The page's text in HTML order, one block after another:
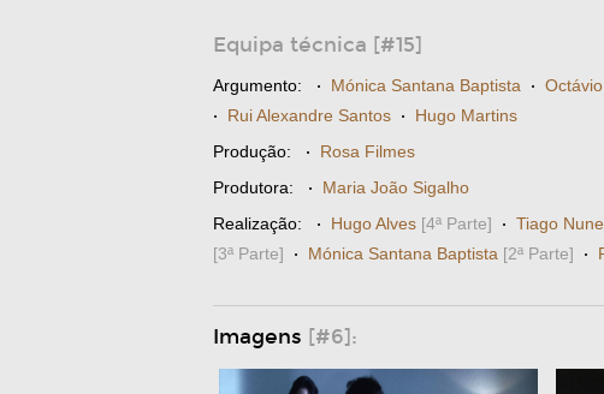
Equipa técnica [#15]
Argumento: · Mónica Santana Baptista ·
· Rui Alexandre Santos · Hugo Martins
Produção: · Rosa Filmes
Produtora: · Maria João Sigalho
Realização: · Hugo Alves [4ª Parte] · Tiago
[3ª Parte] · Mónica Santana Baptista [2ª Parte] ·
Imagens [#6]: